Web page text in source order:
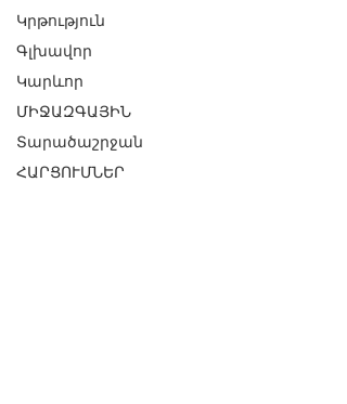
Կրթություն
Գլխավոր
Կարևոր
ՄԻՋԱԶԳԱՅԻՆ
Տարածաշրջան
ՀԱՐՑՈՒՄՆԵՐ